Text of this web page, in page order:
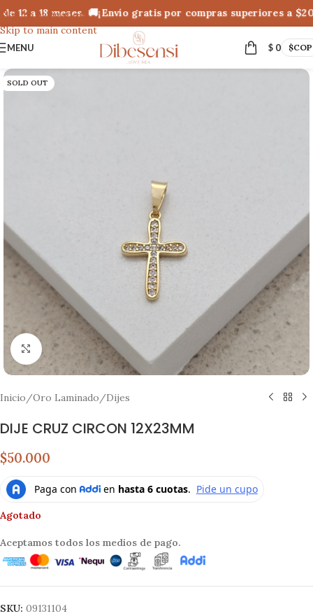
Skip to navigation
Skip to main content
12 a 18 meses. 🚚¡Envío gratis por compras superiores a
MENU $0 $COP
SOLD OUT
Click to enlarge
Inicio/Oro Laminado/Dijes
DIJE CRUZ CIRCON 12X23MM
$50.000
Agotado
Aceptamos todos los medios de pago.
SKU: 09131104